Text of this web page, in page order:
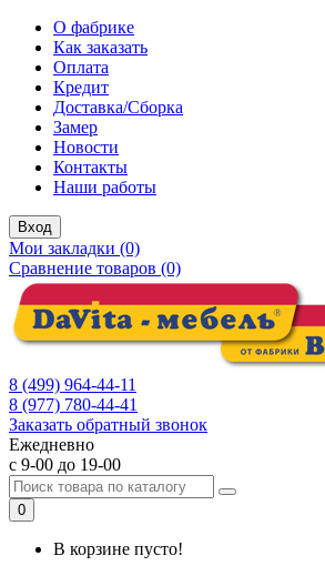
О фабрике
Как заказать
Оплата
Кредит
Доставка/Сборка
Замер
Новости
Контакты
Наши работы
Вход
Мои закладки (0)
Сравнение товаров (0)
8 (499) 964-44-11
8 (977) 780-44-41
Заказать обратный звонок
Ежедневно
с 9-00 до 19-00
0
В корзине пусто!